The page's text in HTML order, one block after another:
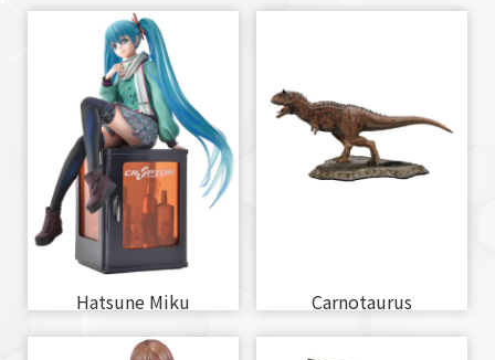
Hatsune Miku Carnotaurus